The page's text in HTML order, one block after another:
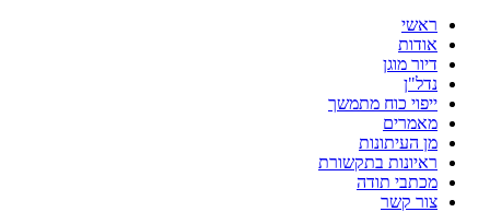
ראשי
אודות
דיור מוגן
נדל"ן
ייפוי כוח מתמשך
מאמרים
מן העיתונות
ראיונות בתקשורת
מכתבי תודה
צור קשר